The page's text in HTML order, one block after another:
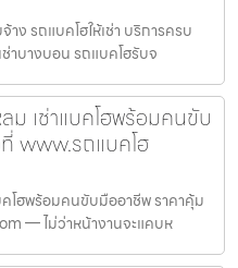
าง รถแบคโฮให้เช่า บริการครบ
ช่าบางบอน รถแบคโฮรับจ
ม เช่าแบคโฮพร้อมคนขับ
www.รถแบคโฮ
โฮพร้อมคนขับมืออาชีพ ราคาคุ้ม
— ไม่ว่าหน้างานจะแคบห